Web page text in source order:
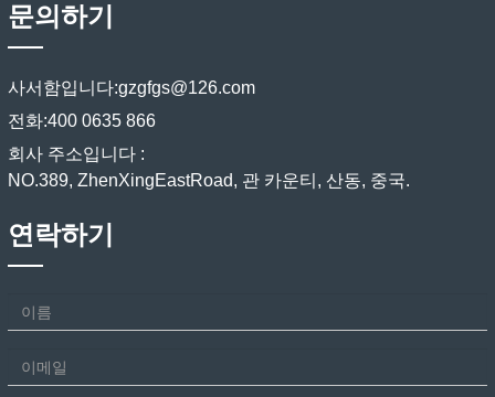
문의하기
사서함입니다:gzgfgs@126.com
전화:400 0635 866
회사 주소입니다 :
NO.389, ZhenXingEastRoad, 관 카운티, 산동, 중국.
연락하기